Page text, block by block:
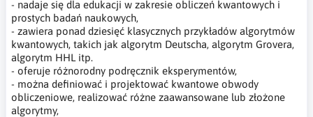
- nadaje się dla edukacji w zakresie obliczeń kwantowych i
prostych badań naukowych,
- zawiera ponad dziesięć klasycznych przykładów algorytmów
kwantowych, takich jak algorytm Deutscha, algorytm Grovera,
algorytm HHL itp.
- oferuje różnorodny podręcznik eksperymentów,
- można definiować i projektować kwantowe obwody
obliczeniowe, realizować różne zaawansowane lub złożone
algorytmy,